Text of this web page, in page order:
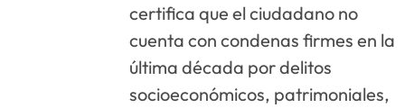
certifica que el ciudadano no
cuenta con condenas firmes en la
última década por delitos
socioeconómicos, patrimoniales,